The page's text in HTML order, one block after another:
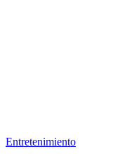
Entretenimiento